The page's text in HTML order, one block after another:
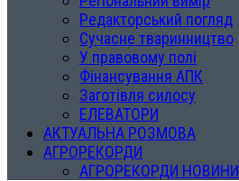
Редакторський погляд
Сучасне тваринництво
У правовому полі
Фінансування АПК
Заготівля силосу
ЕЛЕВАТОРИ
АКТУАЛЬНА РОЗМОВА
АГРОРЕКОРДИ
АГРОРЕКОРДИ НОВИНИ